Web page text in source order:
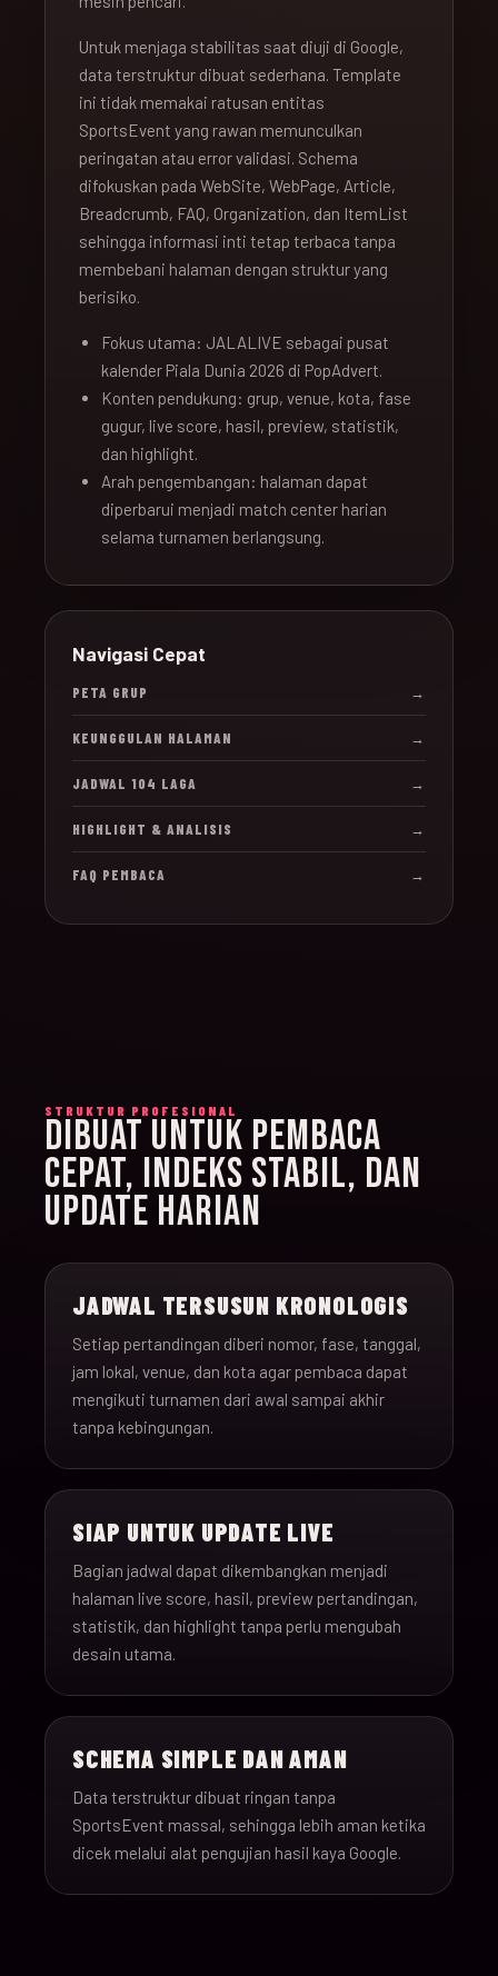
Untuk menjaga stabilitas saat diuji di Google,
data terstruktur dibuat sederhana. Template
ini tidak memakai ratusan entitas
SportsEvent yang rawan memunculkan
peringatan atau error validasi. Schema
difokuskan pada WebSite, WebPage, Article,
Breadcrumb, FAQ, Organization, dan ItemList
sehingga informasi inti tetap terbaca tanpa
membebani halaman dengan struktur yang
berisiko.
Fokus utama: JALALIVE sebagai pusat
kalender Piala Dunia 2026 di PopAdvert.
Konten pendukung: grup, venue, kota, fase
gugur, live score, hasil, preview, statistik,
dan highlight.
Arah pengembangan: halaman dapat
diperbarui menjadi match center harian
selama turnamen berlangsung.
Navigasi Cepat
PETA GRUP →
KEUNGGULAN HALAMAN →
JADWAL 104 LAGA →
HIGHLIGHT & ANALISIS →
FAQ PEMBACA →
STRUKTUR PROFESIONAL
DIBUAT UNTUK PEMBACA
CEPAT, INDEKS STABIL, DAN
UPDATE HARIAN
JADWAL TERSUSUN KRONOLOGIS
Setiap pertandingan diberi nomor, fase, tanggal,
jam lokal, venue, dan kota agar pembaca dapat
mengikuti turnamen dari awal sampai akhir
tanpa kebingungan.
SIAP UNTUK UPDATE LIVE
Bagian jadwal dapat dikembangkan menjadi
halaman live score, hasil, preview pertandingan,
statistik, dan highlight tanpa perlu mengubah
desain utama.
SCHEMA SIMPLE DAN AMAN
Data terstruktur dibuat ringan tanpa
SportsEvent massal, sehingga lebih aman ketika
dicek melalui alat pengujian hasil kaya Google.